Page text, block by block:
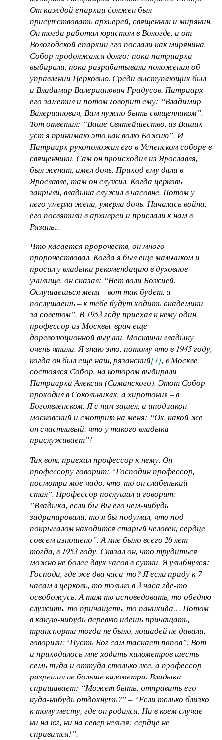
От каждой епархии должен был
присутствовать архиерей, священник и мирянин.
Он тогда работал юристом в Вологде, и от
Вологодской епархии его послали как мирянина.
Собор продолжался долго: пока патриарха
выбирали, пока разрабатывали положения об
управлении Церковью. Среди выступающих был
и Владимир Валерианович Градусов. Патриарх
его заметил и потом говорит ему: “Владимир
Валерианович, Вам нужно быть священником”.
Тот ответил: “Ваше Святейшество, из Ваших
уст я принимаю это как волю Божию”. И
Патриарх рукоположил его в Успенском соборе в
священники. Сам он происходил из Ярославля,
был женат, имел дочь. Приход ему дали в
Ярославле, там он служил. Когда церковь
закрыли, владыка служил в часовне. Потом у
него умерла жена, умерла дочь. Началась война,
его посвятили в архиереи и прислали к нам в
Рязань...
Что касается пророчеств, он много
пророчествовал. Когда я был еще мальчиком и
просил у владыки рекомендацию в духовное
училище, он сказал: “Нет воли Божией.
Ослушаешься меня – вот так будет, а
послушаешь – к тебе будут ходить академики
за советом”. В 1953 году приехал к нему один
профессор из Москвы, врач еще
дореволюционной выучки. Москвичи владыку
очень чтили. Я знаю это, потому что в 1945 году,
когда он был еще наш, рязанский[1], в Москве
состоялся Собор, на котором выбирали
Патриарха Алексия (Симанского). Этот Собор
проходил в Сокольниках, а хиротония – в
Богоявленском. Я с ним зашел, а иподиакон
московский и смотрит на меня: “Ох, какой же
он счастливый, что у такого владыки
прислуживает”!
Так вот, приехал профессор к нему. Он
профессору говорит: “Господин профессор,
посмотри мое чадо, что-то он слабенький
стал”. Профессор послушал и говорит:
”Владыка, если бы Вы его чем-нибудь
задрапировали, то я бы подумал, что под
покрывалом находится старый человек, сердце
совсем изношено”. А мне было всего 26 лет
тогда, в 1953 году. Сказал он, что трудиться
можно не более двух часов в сутки. Я улыбнулся:
Господи, где же два часа-то? Я если приду к 7
часам в церковь, то только в 3 часа где-то
освобожусь. А там то исповедовать, то обедню
служить, то причащать, то панихида… Потом
в какую-нибудь деревню идешь причащать,
транспорта тогда не было, лошадей не давали,
говорили:“Пусть Бог сам таскает попов”. Вот
и приходилось мне ходить километров шесть–
семь туда и оттуда столько же, а профессор
разрешил не больше километра. Владыка
спрашивает: “Может быть, отправить его
куда-нибудь отдохнуть?” – “Если только близко
к тому месту, где он родился. Ни в коем случае
ни на юг, ни на север нельзя: сердце не
справится!”.